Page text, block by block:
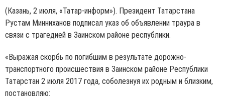
(Казань, 2 июля, «Татар-информ»). Президент Татарстана
Рустам Минниханов подписал указ об объявлении траура в
связи с трагедией в Заинском районе республики.
«Выражая скорбь по погибшим в результате дорожно-
транспортного происшествия в Заинском районе Республики
Татарстан 2 июля 2017 года, соболезнуя их родным и близким,
постановляю: